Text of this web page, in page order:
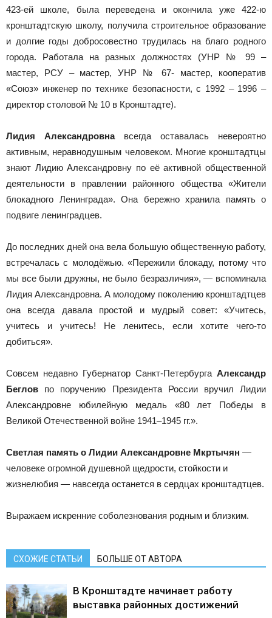
423-ей школе, была переведена и окончила уже 422-ю
кронштадтскую школу, получила строительное образование
и долгие годы добросовестно трудилась на благо родного
города. Работала на разных должностях (УНР № 99 –
мастер, РСУ – мастер, УНР № 67- мастер, кооператив
«Союз» инженер по технике безопасности, с 1992 – 1996 –
директор столовой № 10 в Кронштадте).
Лидия Александровнавсегда оставалась невероятно
активным, неравнодушным человеком. Многие кронштадтцы
знают Лидию Александровну по её активной общественной
деятельности в правлении районного общества «Жители
блокадного Ленинграда». Она бережно хранила память о
подвиге ленинградцев.
До последних дней она вела большую общественную работу,
встречалась с молодёжью. «Пережили блокаду, потому что
мы все были дружны, не было безразличия», — вспоминала
Лидия Александровна. А молодому поколению кронштадтцев
она всегда давала простой и мудрый совет: «Учитесь,
учитесь и учитесь! Не ленитесь, если хотите чего-то
добиться».
Совсем недавно Губернатор Санкт-Петербурга Александр
Беглов по поручению Президента России вручил Лидии
Александровне юбилейную медаль «80 лет Победы в
Великой Отечественной войне 1941–1945 гг.».
Светлая память о Лидии Александровне Мкртычян —
человеке огромной душевной щедрости, стойкости и
жизнелюбия — навсегда останется в сердцах кронштадтцев.
Выражаем искренние соболезнования родным и близким.
СХОЖИЕ СТАТЬИ БОЛЬШЕ ОТ АВТОРА
В Кронштадте начинает работу
выставка районных достижений